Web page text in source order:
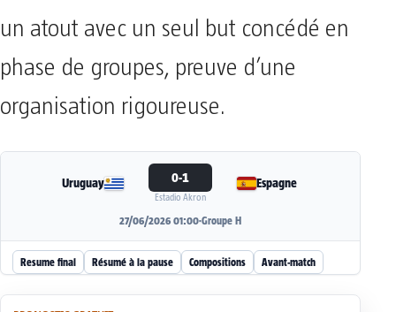
un atout avec un seul but concédé en
phase de groupes, preuve d’une
organisation rigoureuse.
Uruguay 0-1
Estadio Akron
Espagne
27/06/2026 01:00 Groupe H
Resume final Résumé à la pause Compositions Avant-match